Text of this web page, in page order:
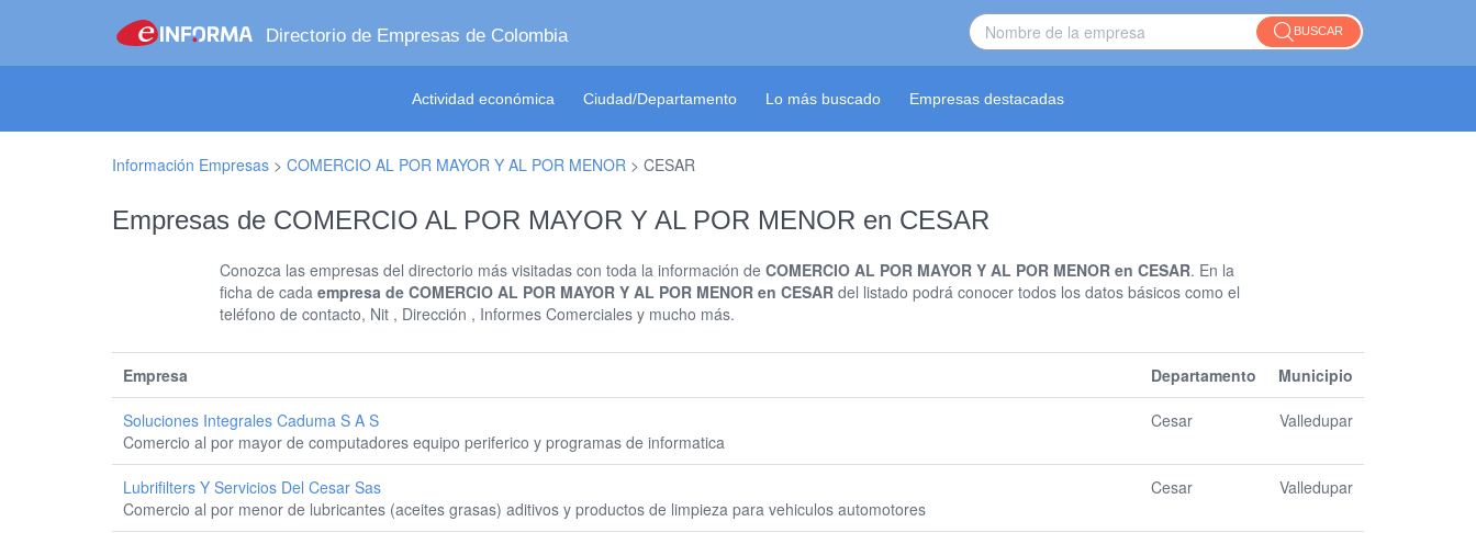
Directorio de Empresas de Colombia BUSCAR
Actividad económica Ciudad/Departamento Lo más buscado Empresas destacadas
Información Empresas > COMERCIO AL POR MAYOR Y AL POR MENOR > CESAR
Empresas de COMERCIO AL POR MAYOR Y AL POR MENOR en CESAR
Conozca las empresas del directorio más visitadas con toda la información de COMERCIO AL POR MAYOR Y AL POR MENOR en CESAR. En la
ficha de cada empresa de COMERCIO AL POR MAYOR Y AL POR MENOR en CESARdel listado podrá conocer todos los datos básicos como el
teléfono de contacto, Nit , Dirección , Informes Comerciales y mucho más.
Empresa Departamento Municipio
Soluciones Integrales Caduma S A S
Comercio al por mayor de computadores equipo periferico y programas de informatica
Cesar Valledupar
Lubrifilters Y Servicios Del Cesar Sas
Comercio al por menor de lubricantes (aceites grasas) aditivos y productos de limpieza para vehiculos automotores
Cesar Valledupar